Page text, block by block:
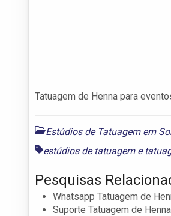
Tatuagem de Henna para
Estúdios de Tatuagem em
estúdios de tatuageme
Pesquisas
Whatsapp Tatuagem de
Suporte Tatuagem de